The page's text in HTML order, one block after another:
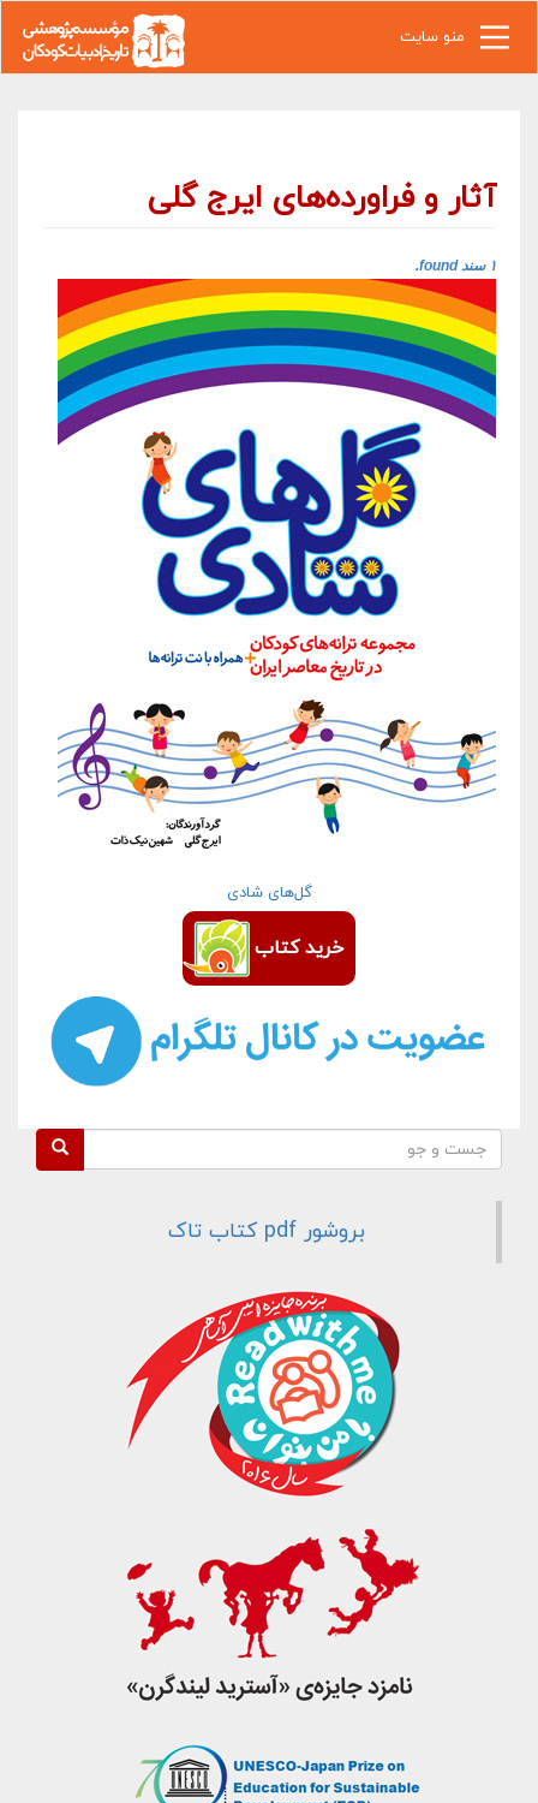
منو سایت
آثار و فراورده‌های ایرج گلی
۱ سند found.
گل‌های شادی
خرید کتاب
فرم جستجو
بروشور pdf کتاب تاک